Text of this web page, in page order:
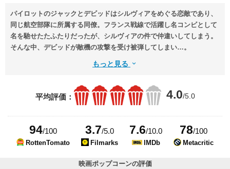
パイロットのジャックとデビッドはシルヴィアをめぐる恋敵であり、
同じ航空部隊に所属する同僚。フランス戦線で活躍し名コンビとして
名を馳せたたふたりだったが、シルヴィアの件で仲違いしてしまう。
そんな中、デビッドが敵機の攻撃を受け被弾してしまい…。
もっと見る
平均評価： 4.0/5.0
94/100
RottenTomato
3.7/5.0
Filmarks
7.6/10.0
IMDb
78/100
Metacritic
映画ポップコーンの評価